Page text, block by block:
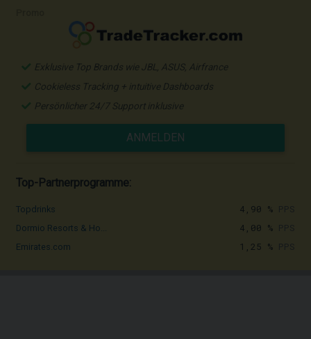
Exklusive Top Brands wie JBL, ASUS, Airfrance
Cookieless Tracking + intuitive Dashboards
Persönlicher 24/7 Support inklusive
ANMELDEN
Top-Partnerprogramme:
Topdrinks 4,90 %
Dormio Resorts & Ho... 4,00 %
Emirates.com 1,25 %